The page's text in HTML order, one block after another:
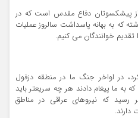
از پیشکسوتان دفاع مقدس است که در
در سال ۱۳۶۷ حضور داشته که به بهانه پاسداشت سالروز عملیات
خوانندگان می کنیم.
در اواخر جنگ ما در منطقه دزفول
ما پیغام دادند هر چه سریعتر باید
رسید که نیروهای عراقی در مناطق